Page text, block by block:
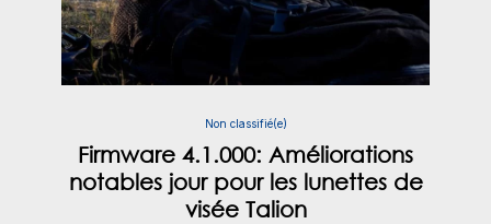
Non classifié(e)
Firmware 4.1.000: Améliorations
notables jour pour les lunettes de
visée Talion